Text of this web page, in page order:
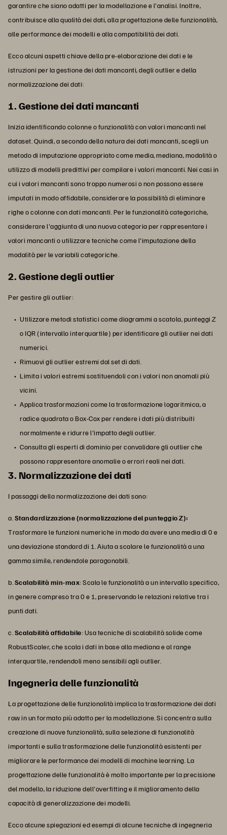
garantire che siano adatti per la modellazione e l'analisi. Inoltre,
contribuisce alla qualità dei dati, alla progettazione delle funzionalità,
alle performance dei modelli e alla compatibilità dei dati.
Ecco alcuni aspetti chiave della pre-elaborazione dei dati e le
istruzioni per la gestione dei dati mancanti, degli outlier e della
normalizzazione dei dati:
1. Gestione dei dati mancanti
Inizia identificando colonne o funzionalità con valori mancanti nel
dataset. Quindi, a seconda della natura dei dati mancanti, scegli un
metodo di imputazione appropriato come media, mediana, modalità o
utilizzo di modelli predittivi per compilare i valori mancanti. Nei casi in
cui i valori mancanti sono troppo numerosi o non possono essere
imputati in modo affidabile, considerare la possibilità di eliminare
righe o colonne con dati mancanti. Per le funzionalità categoriche,
considerare l'aggiunta di una nuova categoria per rappresentare i
valori mancanti o utilizzare tecniche come l'imputazione della
modalità per le variabili categoriche.
2. Gestione degli outlier
Per gestire gli outlier:
Utilizzare metodi statistici come diagrammi a scatola, punteggi Z
o IQR (intervallo interquartile) per identificare gli outlier nei dati
numerici.
Rimuovi gli outlier estremi dal set di dati.
Limita i valori estremi sostituendoli con i valori non anomali più
vicini.
Applica trasformazioni come la trasformazione logaritmica, a
radice quadrata o Box-Cox per rendere i dati più distribuiti
normalmente e ridurre l'impatto degli outlier.
Consulta gli esperti di dominio per convalidare gli outlier che
possono rappresentare anomalie o errori reali nei dati.
3. Normalizzazione dei dati
I passaggi della normalizzazione dei dati sono:
a.Standardizzazione (normalizzazione del punteggio Z):
Trasformare le funzioni numeriche in modo da avere una media di 0 e
una deviazione standard di 1. Aiuta a scalare le funzionalità a una
gamma simile, rendendole paragonabili.
b.Scalabilità min-max: Scala le funzionalità a un intervallo specifico,
in genere compreso tra 0 e 1, preservando le relazioni relative tra i
punti dati.
c.Scalabilità affidabile: Usa tecniche di scalabilità solide come
RobustScaler, che scala i dati in base alla mediana e al range
interquartile, rendendoli meno sensibili agli outlier.
Ingegneria delle funzionalità
La progettazione delle funzionalità implica la trasformazione dei dati
raw in un formato più adatto per la modellazione. Si concentra sulla
creazione di nuove funzionalità, sulla selezione di funzionalità
importanti e sulla trasformazione delle funzionalità esistenti per
migliorare le performance dei modelli di machine learning. La
progettazione delle funzionalità è molto importante per la precisione
del modello, la riduzione dell'overfitting e il miglioramento della
capacità di generalizzazione dei modelli.
Ecco alcune spiegazioni ed esempi di alcune tecniche di ingegneria